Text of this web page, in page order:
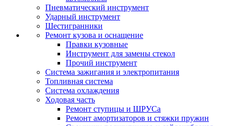
Пневматический инструмент
Ударный инструмент
Шестигранники
Ремонт кузова и оснащение
Правки кузовные
Инструмент для замены стекол
Прочий инструмент
Система зажигания и электропитания
Топливная система
Система охлаждения
Ходовая часть
Ремонт ступицы и ШРУСа
Ремонт амортизаторов и стяжки пружин